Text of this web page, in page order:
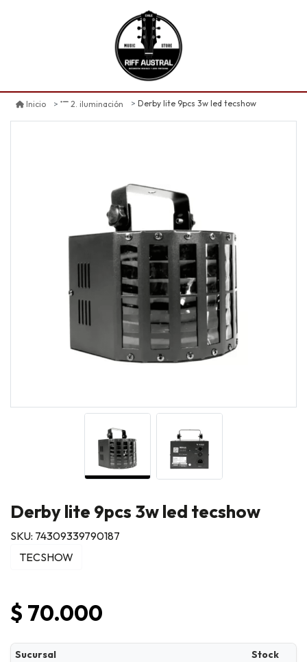
Inicio 2. iluminación Derby lite 9pcs 3w led tecshow
Derby lite 9pcs 3w led tecshow
SKU: 74309339790187
TECSHOW
$ 70.000
Sucursal Stock